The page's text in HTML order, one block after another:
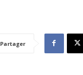
Partager